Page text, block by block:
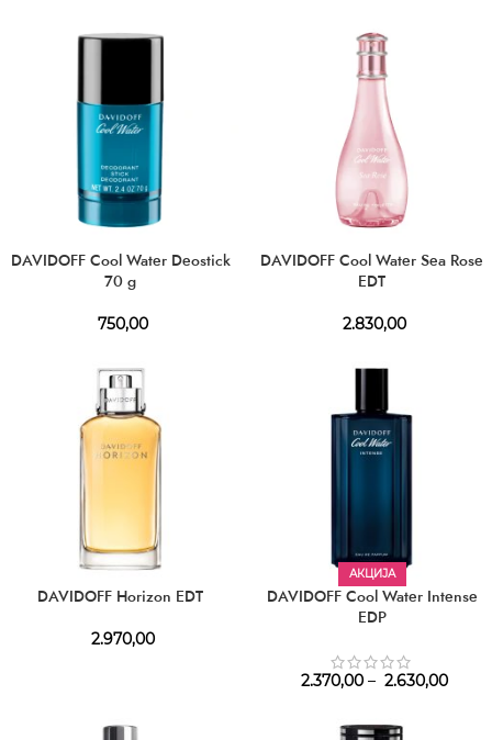
DAVIDOFF Cool Water Deostick
70 g
750,00
DAVIDOFF Cool Water Sea Rose
EDT
2.830,00
DAVIDOFF Horizon EDT
2.970,00
АКЦИЈА
DAVIDOFF Cool Water Intense
EDP
2.370,00 – 2.630,00